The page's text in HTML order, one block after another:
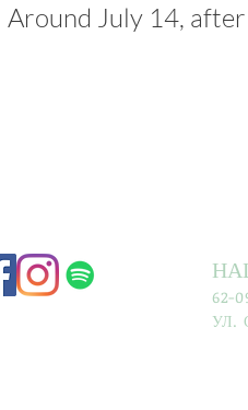
Around July 14,
62-
УЛ.